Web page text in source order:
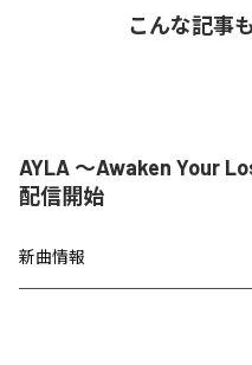
こんな記事
AYLA ～Awaken Your
配信開始
新曲情報